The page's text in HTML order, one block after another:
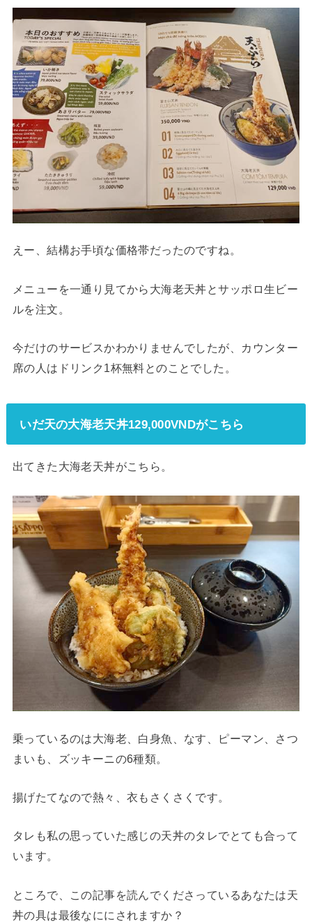
えー、結構お手頃な価格帯だったのですね。
メニューを一通り見てから大海老天丼とサッポロ生ビー
ルを注文。
今だけのサービスかわかりませんでしたが、カウンター
席の人はドリンク1杯無料とのことでした。
いだ天の大海老天丼129,000VNDがこちら
出てきた大海老天丼がこちら。
乗っているのは大海老、白身魚、なす、ピーマン、さつ
まいも、ズッキーニの6種類。
揚げたてなので熱々、衣もさくさくです。
タレも私の思っていた感じの天丼のタレでとても合って
います。
ところで、この記事を読んでくださっているあなたは天
丼の具は最後なににされますか？